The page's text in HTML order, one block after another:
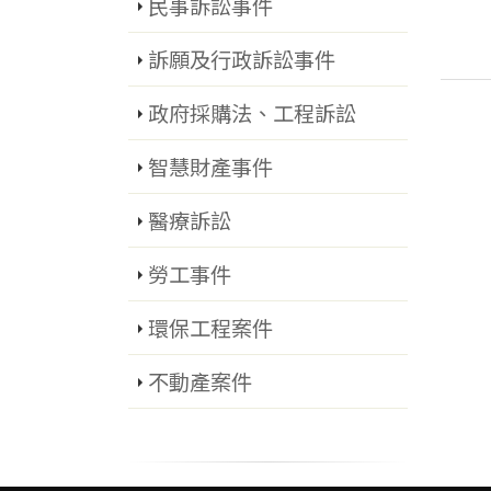
訴願及行政訴訟事件
政府採購法、工程訴訟
智慧財產事件
醫療訴訟
勞工事件
環保工程案件
不動產案件